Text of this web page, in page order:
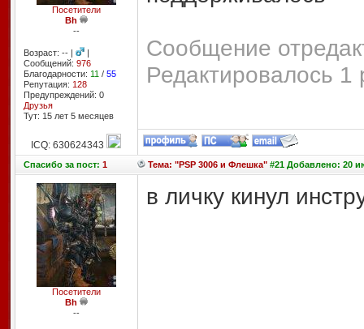
Посетители
Bh
--
Возраст: -- |
|
Сообщений: 976
Благодарности: 11 / 55
Репутация: 128
Предупреждений: 0
Друзья
Тут: 15 лет 5 месяцев
Сообщение
Редактировалось 1
ICQ: 630624343
Спасибоза пост: 1 Тема: "PSP 3006 и Флешка"#21 Добавлено: 20
Посетители
Bh
--
в личку кинул